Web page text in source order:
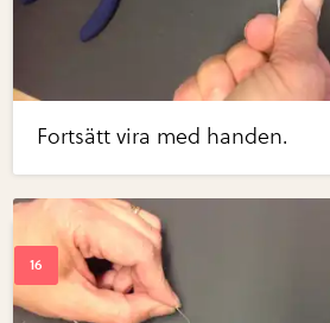
Fortsätt vira med handen.